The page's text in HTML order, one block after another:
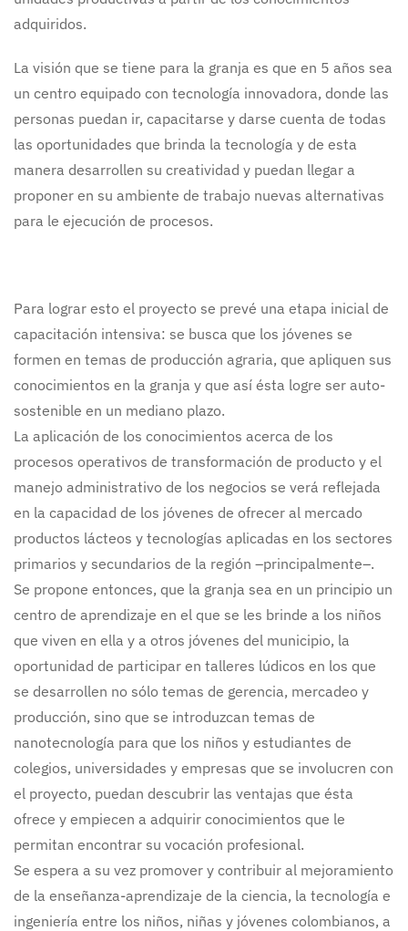
adquiridos.
La visión que se tiene para la granja es que en 5 años sea
un centro equipado con tecnología innovadora, donde las
personas puedan ir, capacitarse y darse cuenta de todas
las oportunidades que brinda la tecnología y de esta
manera desarrollen su creatividad y puedan llegar a
proponer en su ambiente de trabajo nuevas alternativas
para le ejecución de procesos.
Para lograr esto el proyecto se prevé una etapa inicial de
capacitación intensiva: se busca que los jóvenes se
formen en temas de producción agraria, que apliquen sus
conocimientos en la granja y que así ésta logre ser auto-
sostenible en un mediano plazo.
La aplicación de los conocimientos acerca de los
procesos operativos de transformación de producto y el
manejo administrativo de los negocios se verá reflejada
en la capacidad de los jóvenes de ofrecer al mercado
productos lácteos y tecnologías aplicadas en los sectores
primarios y secundarios de la región –principalmente–.
Se propone entonces, que la granja sea en un principio un
centro de aprendizaje en el que se les brinde a los niños
que viven en ella y a otros jóvenes del municipio, la
oportunidad de participar en talleres lúdicos en los que
se desarrollen no sólo temas de gerencia, mercadeo y
producción, sino que se introduzcan temas de
nanotecnología para que los niños y estudiantes de
colegios, universidades y empresas que se involucren con
el proyecto, puedan descubrir las ventajas que ésta
ofrece y empiecen a adquirir conocimientos que le
permitan encontrar su vocación profesional.
Se espera a su vez promover y contribuir al mejoramiento
de la enseñanza-aprendizaje de la ciencia, la tecnología e
ingeniería entre los niños, niñas y jóvenes colombianos, a